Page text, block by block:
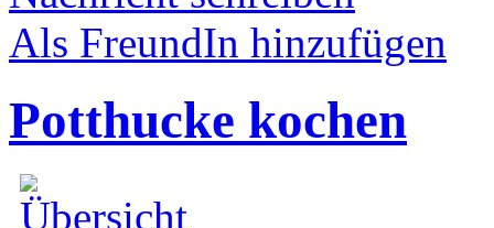
Als FreundIn hinzufügen
Potthucke kochen